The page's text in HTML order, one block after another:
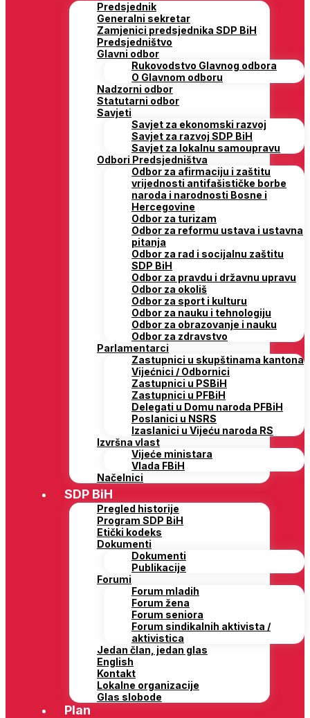
Predsjednik
Generalni sekretar
Zamjenici predsjednika SDP BiH
Predsjedništvo
Glavni odbor
Rukovodstvo Glavnog odbora
O Glavnom odboru
Nadzorni odbor
Statutarni odbor
Savjeti
Savjet za ekonomski razvoj
Savjet za razvoj SDP BiH
Savjet za lokalnu samoupravu
Odbori Predsjedništva
Odbor za afirmaciju i zaštitu
vrijednosti antifašističke borbe
naroda i narodnosti Bosne i
Hercegovine
Odbor za turizam
Odbor za reformu ustava i ustavna
pitanja
Odbor za rad i socijalnu zaštitu
SDP BiH
Odbor za pravdu i državnu upravu
Odbor za okoliš
Odbor za sport i kulturu
Odbor za nauku i tehnologiju
Odbor za obrazovanje i nauku
Odbor za zdravstvo
Parlamentarci
Zastupnici u skupštinama kantona
Vijećnici / Odbornici
Zastupnici u PSBiH
Zastupnici u PFBiH
Delegati u Domu naroda PFBiH
Poslanici u NSRS
Izaslanici u Vijeću naroda RS
Izvršna vlast
Vijeće ministara
Vlada FBiH
Načelnici
SDP BiH
Pregled historije
Program SDP BiH
Etički kodeks
Dokumenti
Dokumenti
Publikacije
Forumi
Forum mladih
Forum žena
Forum seniora
Forum sindikalnih aktivista /
aktivistica
Jedan član, jedan glas
English
Kontakt
Lokalne organizacije
Glas slobode
Plan